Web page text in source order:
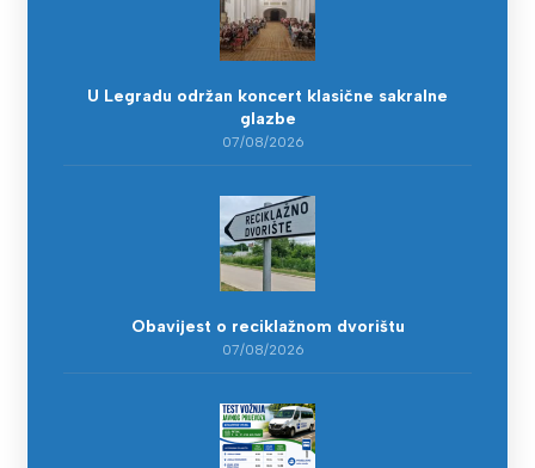
U Legradu održan koncert klasične sakralne
glazbe
07/08/2026
Obavijest o reciklažnom dvorištu
07/08/2026